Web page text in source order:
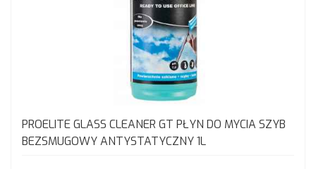
PROELITE GLASS CLEANER GT PŁYN DO MYCIA SZYB
BEZSMUGOWY ANTYSTATYCZNY 1L